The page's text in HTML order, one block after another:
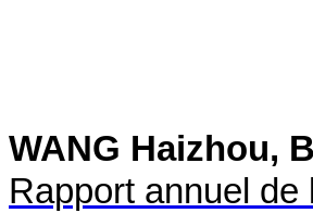
WANG Haizhou,
Rapport annuel de